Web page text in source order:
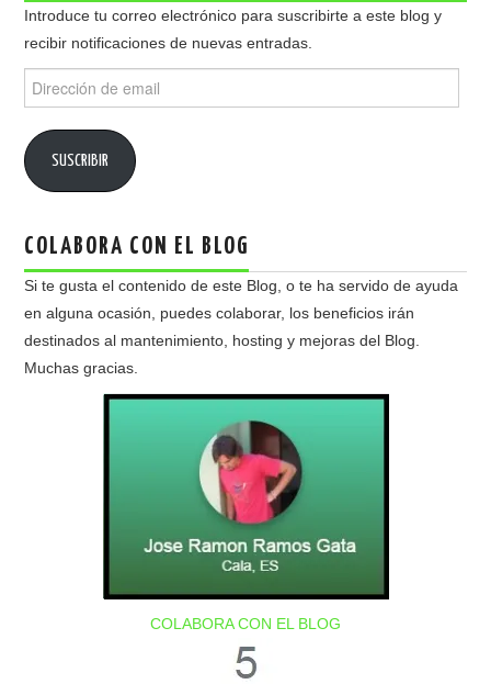
Introduce tu correo electrónico para suscribirte a este blog y
recibir notificaciones de nuevas entradas.
de
SUSCRIBIR
COLABORA CON EL BLOG
Si te gusta el contenido de este Blog, o te ha servido de ayuda
en alguna ocasión, puedes colaborar, los beneficios irán
destinados al mantenimiento, hosting y mejoras del Blog.
Muchas gracias.
COLABORA CON EL BLOG